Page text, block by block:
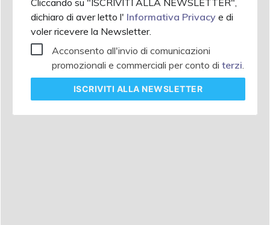
dichiaro di aver letto l' Informativa Privacy e di
voler ricevere la Newsletter.
Acconsento all'invio di comunicazioni
promozionali e commerciali per conto di terzi
ISCRIVITI ALLA NEWSLETTER